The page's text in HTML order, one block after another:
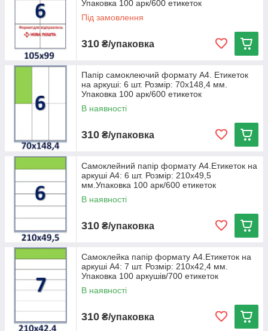
Упаковка 100 арк/600 етикеток
Під замовлення
310 ₴/упаковка
Папір самоклеючий формату А4. Етикеток
на аркуші: 6 шт. Розмір: 70х148,4 мм.
Упаковка 100 арк/600 етикеток
В наявності
310 ₴/упаковка
Самоклейний папір формату А4.Етикеток на
аркуші А4: 6 шт. Розмір: 210х49,5
мм.Упаковка 100 арк/600 етикеток
В наявності
310 ₴/упаковка
Самоклейка папір формату А4.Етикеток на
аркуші А4: 7 шт. Розмір: 210х42,4 мм.
Упаковка 100 аркушів/700 етикеток
В наявності
310 ₴/упаковка